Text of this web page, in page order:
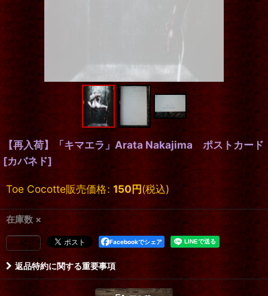
【再入荷】「キマエラ」Arata Nakajima ポストカード
[カバネド]
Toe Cocotte販売価格: 150円(税込)
在庫数 ×
Facebookでシェア
返品特約に関する重要事項